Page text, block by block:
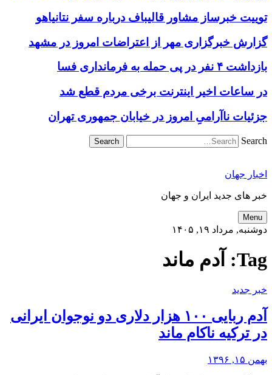
توییت خبرساز مشاور قالیباف درباره سفر نتانیاهو
گزارش خبرگزاری مهر از اعتراضات امروز در مشهد
بازداشت ۴ نفر در پی حمله به فرمانداری فسا
در ساعات اخیر اینترنت برخی مردم قطع شد
جزئیات ناآرامیِ امروز در خیابان جمهوری تهران
Search
اخبار جهان
خبر های جدید ایران و جهان
Menu
دوشنبه, مرداد ۱۹, ۱۴۰۵
Tag: آدم ماند
خبر جدید
آدم ربایی ۱۰۰ هزار دلاری دو نوجوان ایرانی
در ترکیه ناکام ماند
بهمن ۱۵, ۱۳۹۶